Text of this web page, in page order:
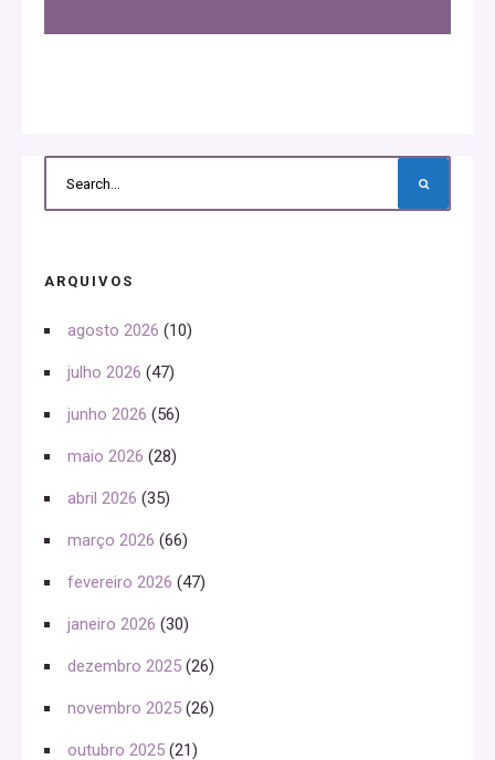
ARQUIVOS
agosto 2026 (10)
julho 2026 (47)
junho 2026 (56)
maio 2026 (28)
abril 2026 (35)
março 2026 (66)
fevereiro 2026 (47)
janeiro 2026 (30)
dezembro 2025 (26)
novembro 2025 (26)
outubro 2025 (21)